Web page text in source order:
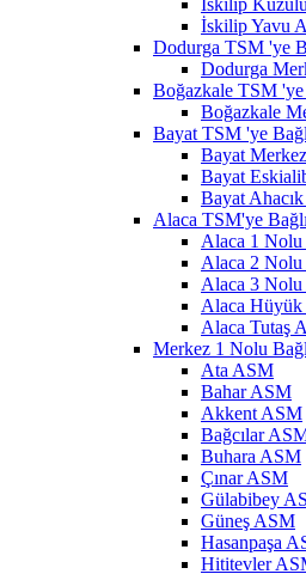
İskilip Yavu
Dodurga TSM 'ye
Dodurga
Boğazkale TSM
Boğazkale
Bayat TSM 'ye
Bayat
Bayat
Bayat
Alaca TSM'ye
Alaca 1
Alaca 2
Alaca 3
Alaca
Alaca Tutaş
Merkez 1 Nolu
Ata ASM
Bahar ASM
Akkent ASM
Bağcılar
Buhara ASM
Çınar ASM
Gülabibey
Güneş ASM
Hasanpaşa
Hititevler